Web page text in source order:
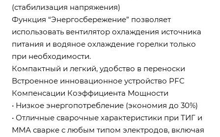
(стабилизация напряжения)
Функция “Энергосбережение” позволяет
использовать вентилятор охлаждения источника
питания и водяное охлаждение горелки только
при необходимости.
Компактный и легкий, удобство в переноски
Встроенное инновационное устройство PFC
Компенсации Коэффициента Мощности
• Низкое энергопотребление (экономия до 30%)
• Отличные сварочные характеристики при ТИГ и
ММА сварке с любым типом электродов, включая